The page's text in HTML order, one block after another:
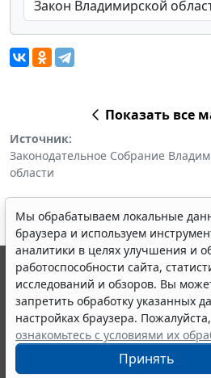
Показать все
Источник:
Законодательное Собрание
области
Мы обрабатываем локальные
браузера и используем
аналитики в целях улучшения и
работоспособности сайта,
исследований и обзоров. Вы
запретить обработку указанных
настройках браузера. Пожалуйста,
ознакомьтесь с условиями их
Принять
© ООО "НПП "ГАРАНТ-СЕРВИС",
выпускается с 1990 года.
являются участниками
информации ГАРАНТ.
Портал ГАРАНТ.РУ
издания Федеральной службой по